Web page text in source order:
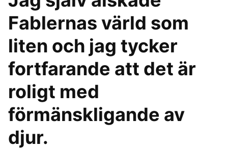
Fablernas värld som
liten och jag tycker
fortfarande att det är
roligt med
förmänskligande av
djur.